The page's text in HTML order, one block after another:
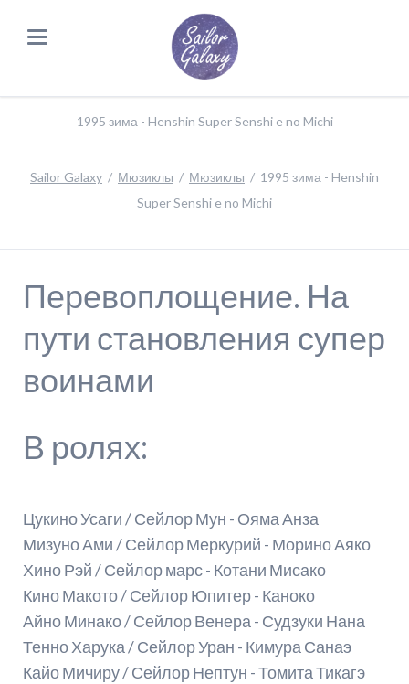
1995 зима - Henshin Super Senshi e no Michi
Sailor Galaxy Мюзиклы Мюзиклы
1995 зима - Henshin
Super Senshi e no Michi
Перевоплощение. На
пути становления супер
воинами
В ролях:
Цукино Усаги / Сейлор Мун - Ояма Анза
Мизуно Ами / Сейлор Меркурий - Морино Аяко
Хино Рэй / Сейлор марс - Котани Мисако
Кино Макото / Сейлор Юпитер - Каноко
Айно Минако / Сейлор Венера - Судзуки Нана
Тенно Харука / Сейлор Уран - Кимура Санаэ
Кайо Мичиру / Сейлор Нептун - Томита Тикагэ